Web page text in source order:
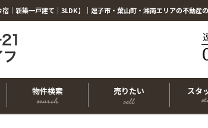
物件検索 売りたい スタ